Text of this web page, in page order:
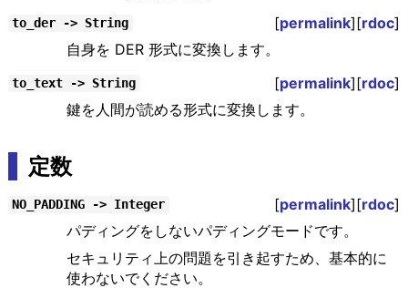
to_der -> String [permalink][rdoc]
自身を DER 形式に変換します。
to_text -> String [permalink][rdoc]
鍵を人間が読める形式に変換します。
定数
NO_PADDING -> Integer [permalink][rdoc]
パディングをしないパディングモードです。
セキュリティ上の問題を引き起すため、基本的に
使わないでください。